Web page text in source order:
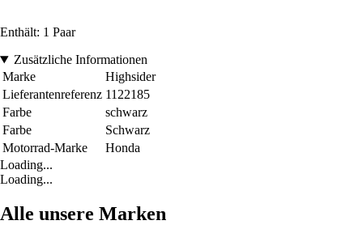
Enthält: 1 Paar
Zusätzliche Informationen
Marke
Highsider
Lieferantenreferenz 1122185
Farbe
schwarz
Farbe
Schwarz
Motorrad-Marke
Honda
Loading...
Loading...
Alle unsere Marken